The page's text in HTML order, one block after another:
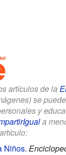
artículos de la
se
y
a
Niños.